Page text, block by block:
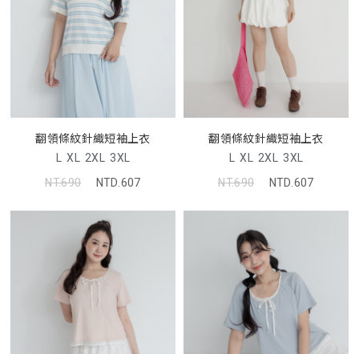
翻領條紋針織短袖上衣
L XL 2XL 3XL
NT.690
NTD.607
翻領條紋針織短袖上衣
L XL 2XL 3XL
NT.690
NTD.607